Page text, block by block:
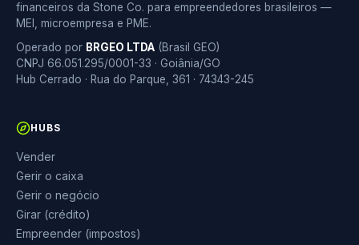
financeiros da Stone Co. para empreendedores brasileiros —
MEI, microempresa e PME.
Operado por BRGEO LTDA (Brasil GEO)
CNPJ 66.051.295/0001-33 · Goiânia/GO
Hub Cerrado · Rua do Parque, 361 · 74343-245
HUBS
Vender
Gerir o caixa
Gerir o negócio
Girar (crédito)
Empreender (impostos)